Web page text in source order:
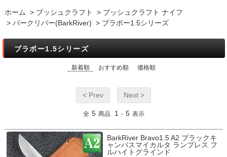
ホーム > ブッシュクラフト > ブッシュクラフト ナイフ
> バークリバー(BarkRiver) > ブラボー1.5シリーズ
ブラボー1.5シリーズ
新着順 おすすめ順 価格順
< Prev Next >
全 5 商品 1 - 5 表示
BarkRiver Bravo1.5 A2 ブラックキ
ャンバスマイカルタ ランプレス フ
ルハイトグラインド